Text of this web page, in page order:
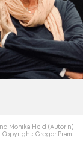
Monika Held (Autorin)
Copyright: Gregor Praml